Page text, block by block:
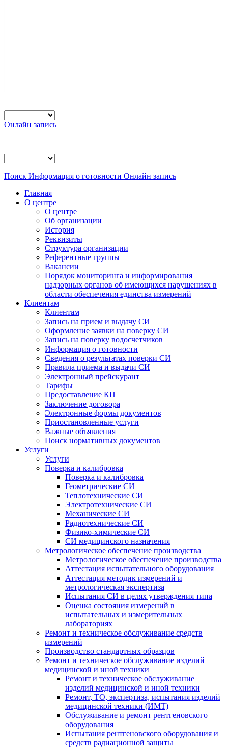
Онлайн запись
Поиск Информация о готовности Онлайн запись
Главная
О центре
О центре
Об организации
История
Реквизиты
Структура организации
Референтные группы
Вакансии
Порядок мониторинга и информирования
надзорных органов об имеющихся нарушениях в
области обеспечения единства измерений
Клиентам
Клиентам
Запись на прием и выдачу СИ
Оформление заявки на поверку СИ
Запись на поверку водосчетчиков
Информация о готовности
Сведения о результатах поверки СИ
Правила приема и выдачи СИ
Электронный прейскурант
Тарифы
Предоставление КП
Заключение договора
Электронные формы документов
Приостановленные услуги
Важные объявления
Поиск нормативных документов
Услуги
Услуги
Поверка и калибровка
Поверка и калибровка
Геометрические СИ
Теплотехнические СИ
Электротехнические СИ
Механические СИ
Радиотехнические СИ
Физико-химические СИ
СИ медицинского назначения
Метрологическое обеспечение производства
Метрологическое обеспечение производства
Аттестация испытательного оборудования
Аттестация методик измерений и
метрологическая экспертиза
Испытания СИ в целях утверждения типа
Оценка состояния измерений в
испытательных и измерительных
лабораториях
Ремонт и техническое обслуживание средств
измерений
Производство стандартных образцов
Ремонт и техническое обслуживание изделий
медицинской и иной техники
Ремонт и техническое обслуживание
изделий медицинской и иной техники
Ремонт, ТО, экспертиза, испытания изделий
медицинской техники (ИМТ)
Обслуживание и ремонт рентгеновского
оборудования
Испытания рентгеновского оборудования и
средств радиационной защиты